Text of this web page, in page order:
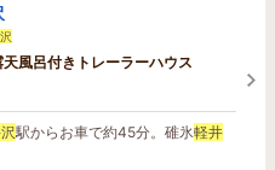
風呂付きトレーラーハウス
駅からお車で約45分。碓氷軽井